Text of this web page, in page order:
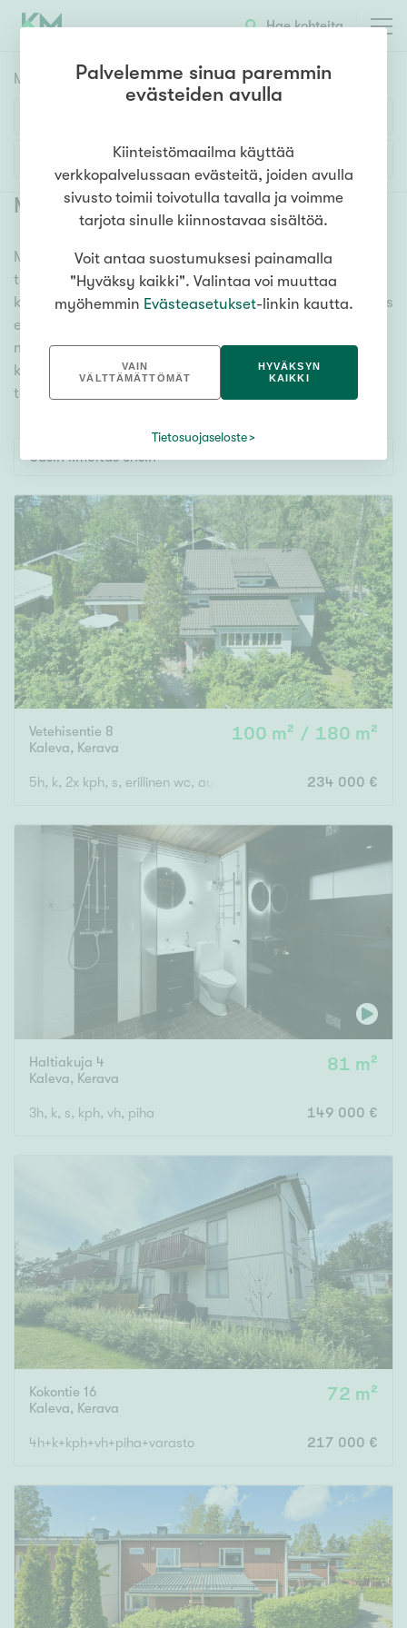
Hae kohteita
Myyntikohteet
1h 2h 3h 4h 5h+
Asuntotyyppi
Kerros-/luhtitalo
Rivitalo/paritalo
Omakoti-/erillistalo
Maa- tai metsätila
Vapaa-ajan asunto
Autotalli
Muut
Hinta
000 000 €
Pinta-ala
Asuinpinta-ala Kokonaispinta-ala
m²
Rakennusvuosi
Vain uudiskohteet Ei uudiskohteita
Arvokohteet
Vain arvokohteet Ei arvokohteita
Tyydyttävä
Välttävä
Ominaisuudet
Hissi
Järvi- tai merinäköala
Maalämpö
Parveke
Senioriasunto
Lisää hakuehtoja
Myytävät asunnot Kerava Kaleva
Meiltä löydät myytävät asunnot Kerava Kaleva, oli
tarpeesi mikä vain! Tuhansien kohteiden ja satojen
kiinteistönvälittäjien verkostomme auttaa sinua kenties
elämäsi tärkeimmässä päätöksessä. Katso alta kaikki
myytävät asunnot Kerava Kaleva. Hyödynnä myös
kätevää hakutyökaluamme, jonka avulla löydät omien
toiveidesi mukaisen kodin.
Uusin ilmoitus ensin
Vetehisentie 8
Kaleva, Kerava
100 m² / 180 m²
5h, k, 2x kph, s, erillinen wc, autotalli 234 000 €
Haltiakuja 4
Kaleva, Kerava
81 m²
3h, k, s, kph, vh, piha 149 000 €
Kokontie 16
Kaleva, Kerava
72 m²
4h+k+kph+vh+piha+varasto 217 000 €
Palvelemme sinua paremmin
evästeiden avulla
Kiinteistömaailma käyttää
verkkopalvelussaan evästeitä, joiden avulla
sivusto toimii toivotulla tavalla ja voimme
tarjota sinulle kiinnostavaa sisältöä.
Voit antaa suostumuksesi painamalla
"Hyväksy kaikki". Valintaa voi muuttaa
myöhemmin Evästeasetukset-linkin kautta.
VAIN
VÄLTTÄMÄTTÖMÄT
HYVÄKSYN
KAIKKI
Tietosuojaseloste